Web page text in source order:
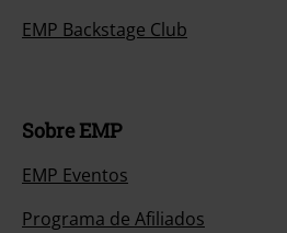
EMP Backstage Club
Sobre EMP
EMP Eventos
Programa de Afiliados